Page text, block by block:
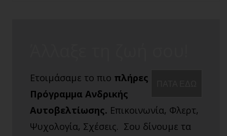
Ετοιμάσαμε το πιο πλήρες
Πρόγραμμα Ανδρικής
Αυτοβελτίωσης. Επικοινωνία, Φλερτ,
Ψυχολογία, Σχέσεις. Σου δίνουμε τα